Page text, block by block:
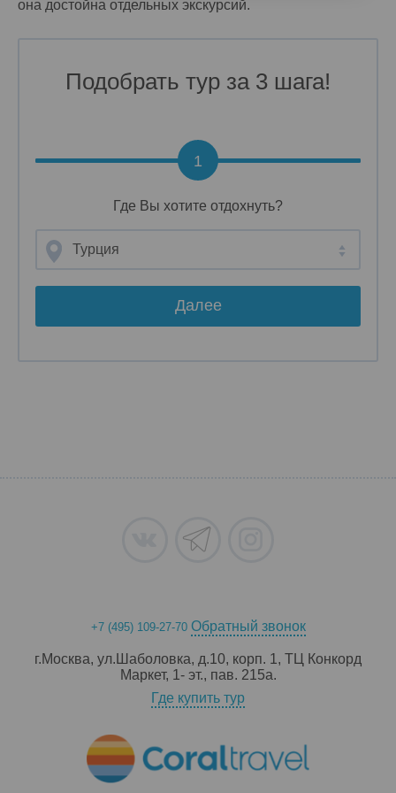
она достойна отдельных экскурсий.
Подобрать тур за 3 шага!
Где Вы хотите отдохнуть?
Турция
Далее
1
+7 (495) 109-27-70 Обратный звонок
г.Москва, ул.Шаболовка, д.10, корп. 1, ТЦ Конкорд
Маркет, 1- эт., пав. 215a.
Где купить тур